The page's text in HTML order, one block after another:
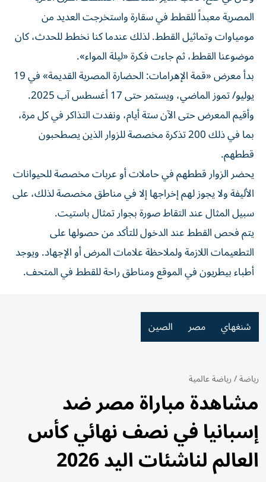
المصرية معبداً للقطط في سقارة واستخرجت العديد من
مومياوات وتماثيل القطط. لذلك عندما كنا نخطط للحدث، كان
موضوعنا القطط، ثم جاءت فكرة «ليلة المواء».
بدأ معرض «قمة الإهرامات: الحضارة المصرية القديمة» في 19
يوليو/ تموز الماضي، ويستمر حتى 17 أغسطس آب 2025.
وأقيم المعرض حتى الآن ستة أيام، ونفدت التذاكر في كل مرة،
بما في ذلك 200 تذكرة مخصصة للزوار الذين يصطحبون
قططهم.
يحضر الزوار قططهم في حاملات أو عربات مخصصة للحيوانات
الأليفة ولا يجوز لهم إخراجها إلا في مناطق مخصصة لذلك، على
سبيل المثال عند التقاط صورة بجوار تمثال باستيت.
يتم فحص القطط عند الدخول للتأكد من حصولها على
التطعيمات اللازمة ولملاحظة علامات المرض أو الإجهاد. ويوجد
أطباء بيطريون في الموقع ومناطق راحة للقطط في المتحف.
شنغهاي مصر الصين
رياضة/رياضة عالمية
مشاهدة مباراة مصر ضد
إسبانيا في نصف نهائي كأس
العالم لناشئات اليد 2026